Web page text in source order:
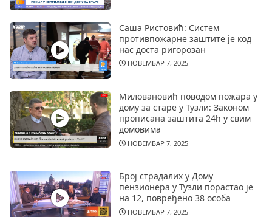
Саша Ристовић: Систем
противпожарне заштите је код
нас доста ригорозан
НОВЕМБАР 7, 2025
Миловановић поводом пожара у
дому за старе у Тузли: Законом
прописана заштита 24h у свим
домовима
НОВЕМБАР 7, 2025
Број страдалих у Дому
пензионера у Тузли порастао је
на 12, повређено 38 особа
НОВЕМБАР 7, 2025